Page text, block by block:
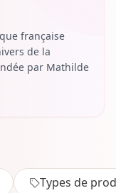
française
de la
par Mathilde
Types de